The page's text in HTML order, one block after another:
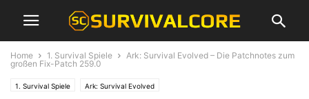
Home 1. Survival Spiele
Ark: Survival Evolved – Die Patchnotes zum
großen Fix-Patch 259.0
1. Survival Spiele Ark: Survival Evolved